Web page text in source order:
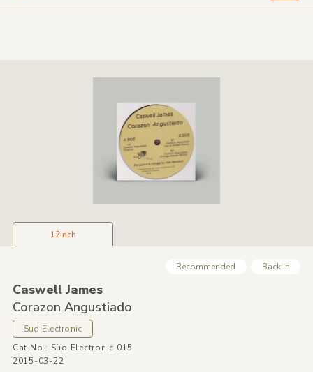
12inch
Recommended Back In
Caswell James
Corazon Angustiado
Sud Electronic
Cat No.: Süd Electronic 015
2015-03-22